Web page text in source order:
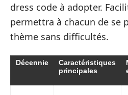
dress code à adopter.
permettra à chacun de se
thème sans difficultés.
Décennie
Caractéristiques
principales